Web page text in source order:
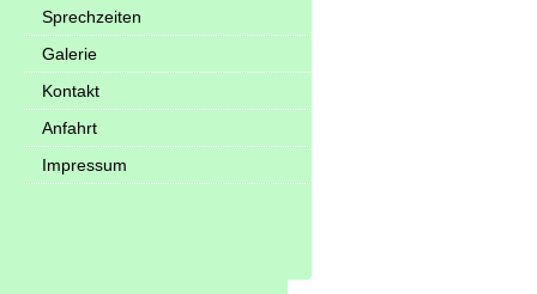
Sprechzeiten
Galerie
Kontakt
Anfahrt
Impressum